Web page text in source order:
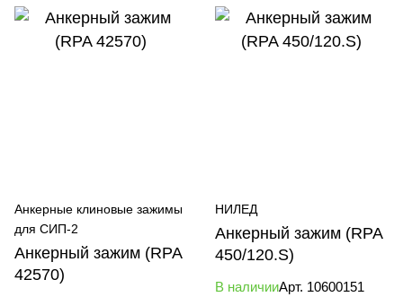
Анкерные клиновые зажимы
для СИП-2
Анкерный зажим (RPA
42570)
НИЛЕД
Анкерный зажим (RPA
450/120.S)
В наличииАрт. 10600151